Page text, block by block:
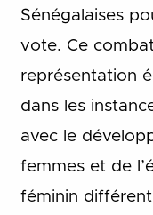
Sénégalaises
vote. Ce
représentation
dans les
avec le
femmes et de
féminin